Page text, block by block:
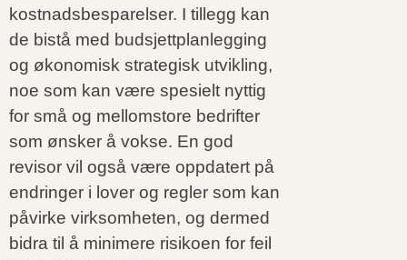
kostnadsbesparelser. I tillegg kan
de bistå med budsjettplanlegging
og økonomisk strategisk utvikling,
noe som kan være spesielt nyttig
for små og mellomstore bedrifter
som ønsker å vokse. En god
revisor vil også være oppdatert på
endringer i lover og regler som kan
påvirke virksomheten, og dermed
bidra til å minimere risikoen for feil